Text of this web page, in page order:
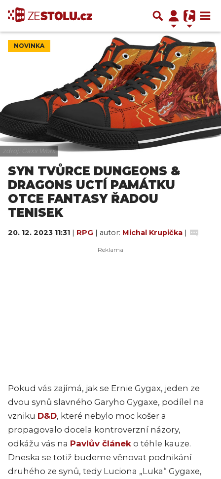
NOVINKA
zdroj: Gaxx Worx
SYN TVŮRCE DUNGEONS &
DRAGONS UCTÍ PAMÁTKU
OTCE FANTASY ŘADOU
TENISEK
20. 12. 2023 11:31 | RPG | autor: Michal Krupička |
Pokud vás zajímá, jak se Ernie Gygax, jeden ze
dvou synů slavného Garyho Gygaxe, podílel na
vzniku D&D, které nebylo moc košer a
propagovalo docela kontroverzní názory,
odkážu vás na Pavlův článek o téhle kauze.
Dneska se totiž budeme věnovat podnikání
druhého ze synů, tedy Luciona „Luka“ Gygaxe,